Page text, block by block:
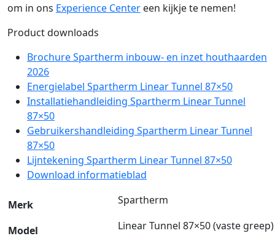
om in ons Experience Center een kijkje te nemen!
Product downloads
Brochure Spartherm inbouw- en inzet houthaarden
2026
Energielabel Spartherm Linear Tunnel 87×50
Installatiehandleiding Spartherm Linear Tunnel
87×50
Gebruikershandleiding Spartherm Linear Tunnel
87×50
Lijntekening Spartherm Linear Tunnel 87×50
Download informatieblad
Merk Spartherm
Model Linear Tunnel 87×50 (vaste greep)